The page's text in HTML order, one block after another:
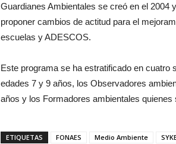
Guardianes Ambientales se creó en el
proponer cambios de actitud para el
escuelas y ADESCOS.
Este programa se ha estratificado en cuatro
edades 7 y 9 años, los Observadores
años y los Formadores ambientales
ETIQUETAS FONAES Medio Ambiente